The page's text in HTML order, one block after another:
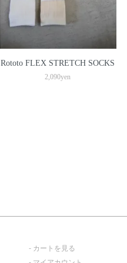
Rototo FLEX STRETCH SOCKS
2,090yen
カートを見る